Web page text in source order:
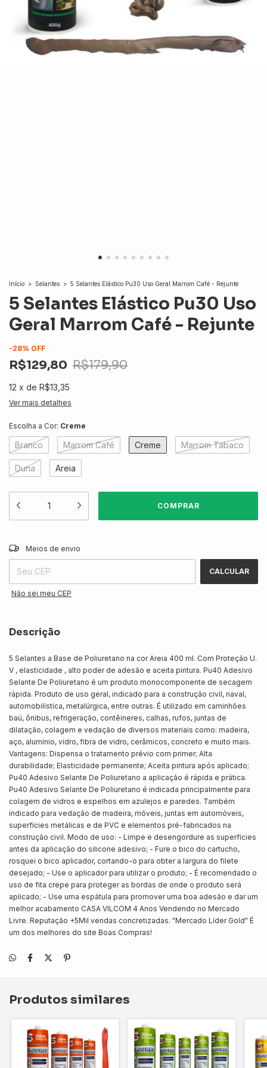
Início > Selantes > 5 Selantes Elástico Pu30 Uso Geral Marrom Café - Rejunte
5 Selantes Elástico Pu30 Uso
Geral Marrom Café - Rejunte
-28% OFF
R$129,80 R$179,90
12 x de R$13,35
Ver mais detalhes
Escolha a Cor: Creme
Branco Marrom Café Creme Marrom Tabaco
Duna Areia
Entregas para o CEP:
Meios de envio
CALCULAR
Não sei meu CEP
Descrição
5 Selantes a Base de Poliuretano na cor Areia 400 ml. Com Proteção U.
V , elasticidade , alto poder de adesão e aceita pintura. Pu40 Adesivo
Selante De Poliuretano é um produto monocomponente de secagem
rápida. Produto de uso geral, indicado para a construção civil, naval,
automobilística, metalúrgica, entre outras. É utilizado em caminhões
baú, ônibus, refrigeração, contêineres, calhas, rufos, juntas de
dilatação, colagem e vedação de diversos materiais como: madeira,
aço, alumínio, vidro, fibra de vidro, cerâmicos, concreto e muito mais.
Vantagens: Dispensa o tratamento prévio com primer; Alta
durabilidade; Elasticidade permanente; Aceita pintura após aplicado;
Pu40 Adesivo Selante De Poliuretano a aplicação é rápida e prática.
Pu40 Adesivo Selante De Poliuretano é indicada principalmente para
colagem de vidros e espelhos em azulejos e paredes. Também
indicado para vedação de madeira, móveis, juntas em automóveis,
superfícies metálicas e de PVC e elementos pré-fabricados na
construção civil. Modo de uso: - Limpe e desengordure as superfícies
antes da aplicação do silicone adesivo; - Fure o bico do cartucho,
rosquei o bico aplicador, cortando-o para obter a largura do filete
desejado; - Use o aplicador para utilizar o produto; - É recomendado o
uso de fita crepe para proteger as bordas de onde o produto será
aplicado; - Use uma espátula para promover uma boa adesão e dar um
melhor acabamento CASA VILCOM 4 Anos Vendendo no Mercado
Livre. Reputação +5Mil vendas concretizadas. "Mercado Líder Gold" É
um dos melhores do site Boas Compras!
Produtos similares